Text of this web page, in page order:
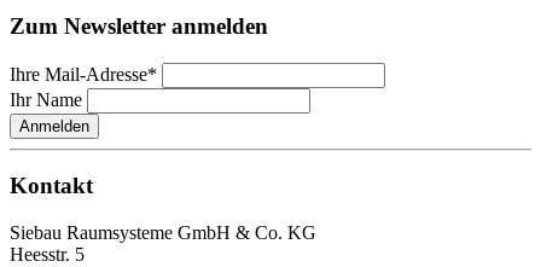
Zum Newsletter anmelden
Ihre Mail-Adresse*
Ihr Name
Anmelden
Kontakt
Siebau Raumsysteme GmbH & Co. KG
Heesstr. 5